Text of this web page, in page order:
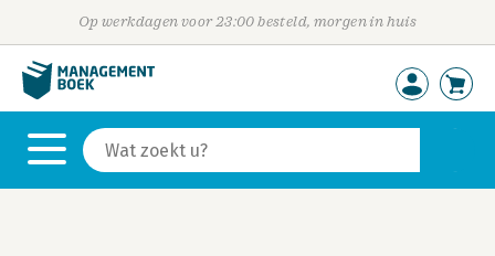
Op werkdagen voor 23:00 besteld, morgen in huis